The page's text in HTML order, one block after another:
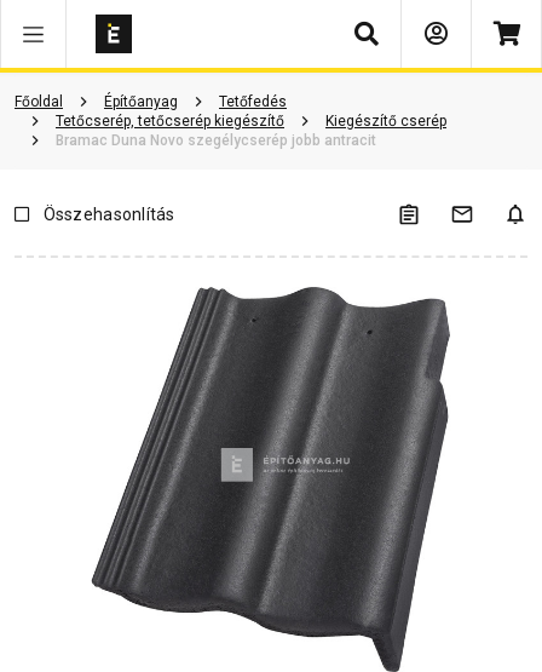
Keresés
Főoldal Építőanyag
Tetőfedés
Tetőcserép, tetőcserép kiegészítő
Kiegészítő cserép
Bramac Duna Novo szegélycserép jobb antracit
Dokumentumok Kérdések és válaszok
Összehasonlítás